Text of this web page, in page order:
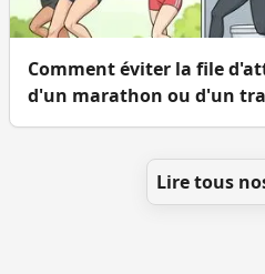
Comment éviter la file
d'un marathon ou d'un
Lire tous